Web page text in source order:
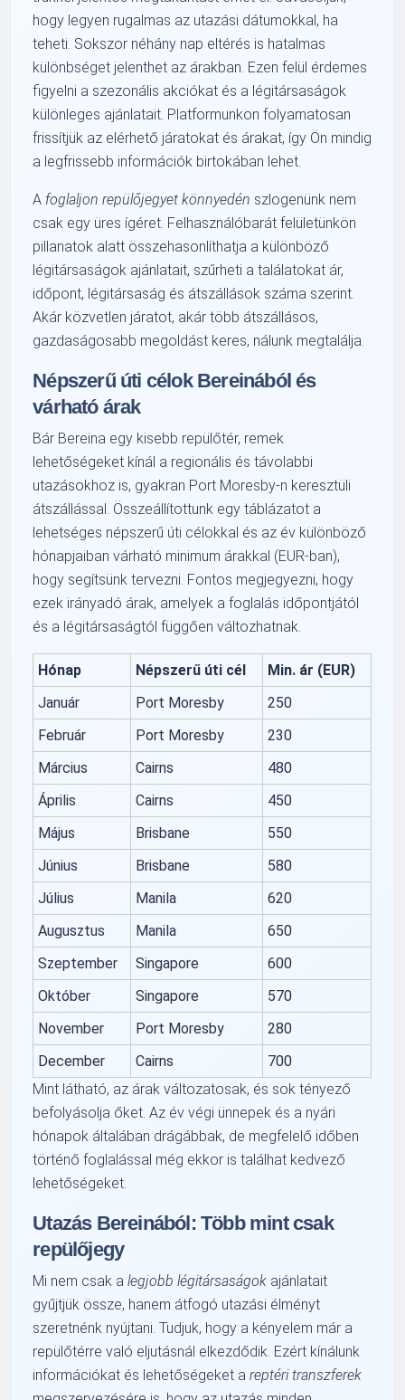
hogy legyen rugalmas az utazási dátumokkal, ha
teheti. Sokszor néhány nap eltérés is hatalmas
különbséget jelenthet az árakban. Ezen felül érdemes
figyelni a szezonális akciókat és a légitársaságok
különleges ajánlatait. Platformunkon folyamatosan
frissítjük az elérhető járatokat és árakat, így Ön mindig
a legfrissebb információk birtokában lehet.
A foglaljon repülőjegyet könnyedén szlogenünk nem
csak egy üres ígéret. Felhasználóbarát felületünkön
pillanatok alatt összehasonlíthatja a különböző
légitársaságok ajánlatait, szűrheti a találatokat ár,
időpont, légitársaság és átszállások száma szerint.
Akár közvetlen járatot, akár több átszállásos,
gazdaságosabb megoldást keres, nálunk megtalálja.
Népszerű úti célok Bereinából és
várható árak
Bár Bereina egy kisebb repülőtér, remek
lehetőségeket kínál a regionális és távolabbi
utazásokhoz is, gyakran Port Moresby-n keresztüli
átszállással. Összeállítottunk egy táblázatot a
lehetséges népszerű úti célokkal és az év különböző
hónapjaiban várható minimum árakkal (EUR-ban),
hogy segítsünk tervezni. Fontos megjegyezni, hogy
ezek irányadó árak, amelyek a foglalás időpontjától
és a légitársaságtól függően változhatnak.
Hónap Népszerű úti cél
Min. ár (EUR)
Január
Port Moresby
250
Február
Port Moresby
230
Március
Cairns
480
Április
Cairns
450
Május
Brisbane
550
Június
Brisbane
580
Július
Manila
620
Augusztus
Manila
650
Szeptember
Singapore
600
Október
Singapore
570
November
Port Moresby
280
December
Cairns
700
Mint látható, az árak változatosak, és sok tényező
befolyásolja őket. Az év végi ünnepek és a nyári
hónapok általában drágábbak, de megfelelő időben
történő foglalással még ekkor is találhat kedvező
lehetőségeket.
Utazás Bereinából: Több mint csak
repülőjegy
Mi nem csak alegjobb légitársaságok ajánlatait
gyűjtjük össze, hanem átfogó utazási élményt
szeretnénk nyújtani. Tudjuk, hogy a kényelem már a
repülőtérre való eljutásnál elkezdődik. Ezért kínálunk
információkat és lehetőségeket areptéri transzferek